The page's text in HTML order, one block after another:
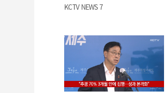
KCTV NEWS 7